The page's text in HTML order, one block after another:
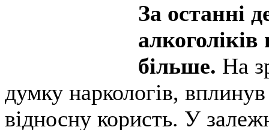
За останні
більше. На
думку наркологів,
відносну користь. У